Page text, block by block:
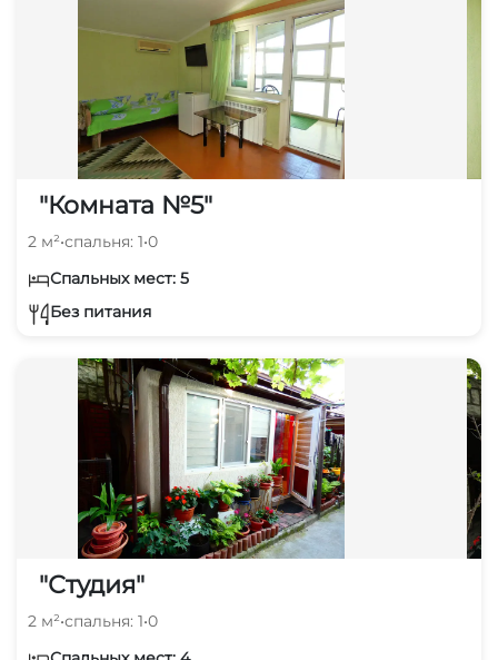
"Комната №5"
2 м²•спальня: 1•0
Спальных мест: 5
Без питания
"Студия"
2 м²•спальня: 1•0